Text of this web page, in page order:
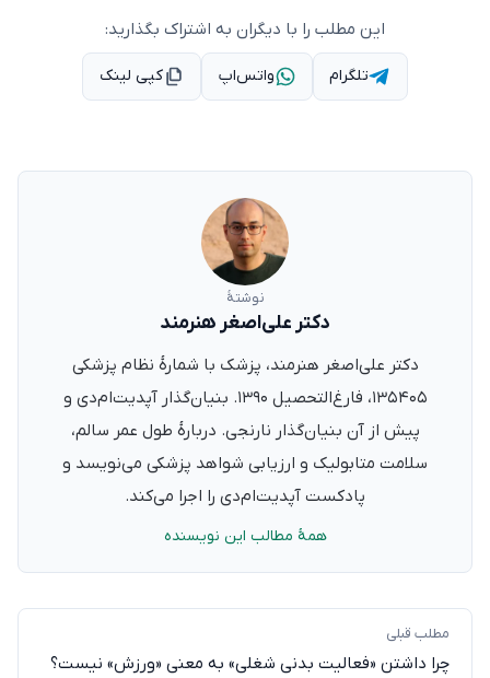
این مطلب را با دیگران به اشتراک بگذارید:
تلگرام واتس‌اپ کپی لینک
نوشتهٔ
دکتر علی‌اصغر هنرمند
دکتر علی‌اصغر هنرمند، پزشک با شمارهٔ نظام پزشکی
۱۳۵۴۰۵، فارغ‌التحصیل ۱۳۹۰. بنیان‌گذار آپدیت‌ام‌دی و
پیش از آن بنیان‌گذار نارنجی. دربارهٔ طول عمر سالم،
سلامت متابولیک و ارزیابی شواهد پزشکی می‌نویسد و
پادکست آپدیت‌ام‌دی را اجرا می‌کند.
همهٔ مطالب این نویسنده
مطلب قبلی
چرا داشتن «فعالیت بدنی شغلی» به معنی «ورزش» نیست؟